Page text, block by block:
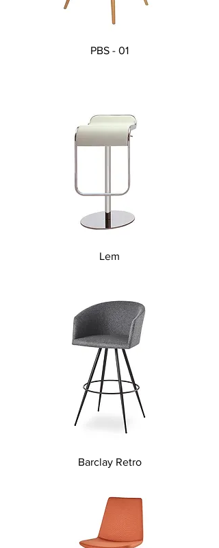
PBS - 01
Lem
Barclay Retro